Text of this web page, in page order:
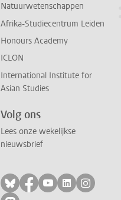
Natuurwetenschappen
Afrika-Studiecentrum Leiden
Honours Academy
ICLON
International Institute for
Asian Studies
Volg ons
Lees onze wekelijkse
nieuwsbrief
Volg ons op bluesky
Volg ons op
Volg ons op
Volg ons
Volg